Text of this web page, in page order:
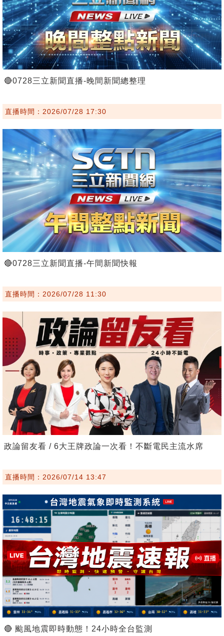
🔴0728三立新聞直播-晚間新聞總整理
直播時間：2026/07/28 17:30
🔴0728三立新聞直播-午間新聞快報
直播時間：2026/07/28 11:30
政論留友看 / 6大王牌政論一次看！不斷電民主流水席
直播時間：2026/07/14 13:47
🔴 颱風地震即時動態！24小時全台監測